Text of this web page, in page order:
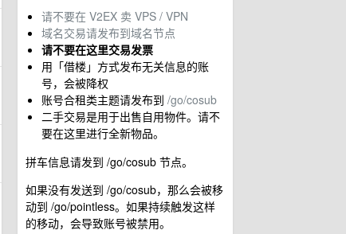
请不要在 V2EX 卖 VPS / VPN
域名交易请发布到域名节点
请不要在这里交易发票
用「借楼」方式发布无关信息的账
号，会被降权
账号合租类主题请发布到 /go/cosub
二手交易是用于出售自用物件。请不
要在这里进行全新物品。
拼车信息请发到 /go/cosub 节点。
如果没有发送到 /go/cosub，那么会被移
动到 /go/pointless。如果持续触发这样
的移动，会导致账号被禁用。